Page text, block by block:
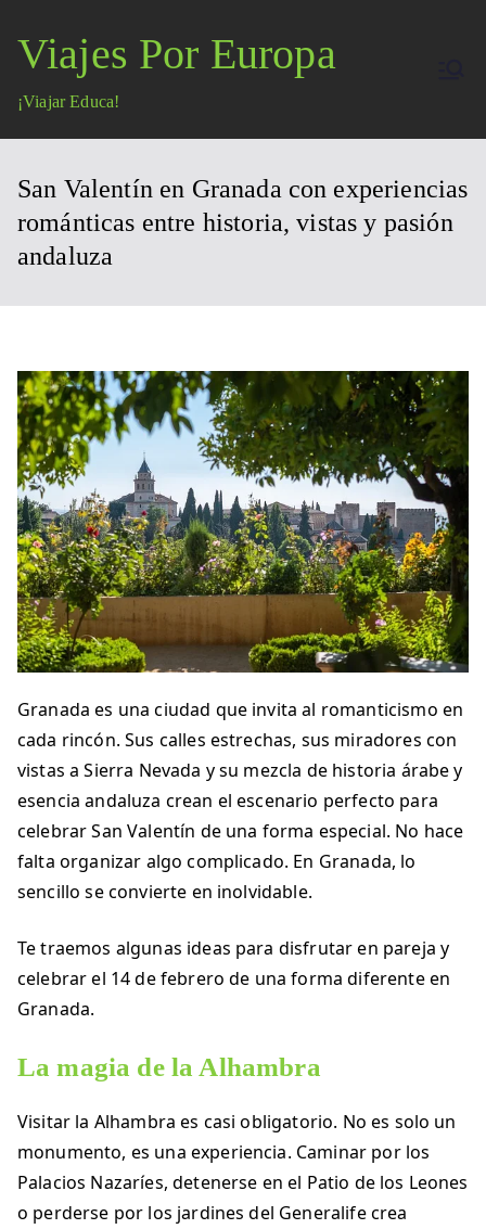
contenido
Viajes Por Europa
¡Viajar Educa!
San Valentín en Granada con experiencias
románticas entre historia, vistas y pasión
andaluza
Granada es una ciudad que invita al romanticismo en
cada rincón. Sus calles estrechas, sus miradores con
vistas a Sierra Nevada y su mezcla de historia árabe y
esencia andaluza crean el escenario perfecto para
celebrar San Valentín de una forma especial. No hace
falta organizar algo complicado. En Granada, lo
sencillo se convierte en inolvidable.
Te traemos algunas ideas para disfrutar en pareja y
celebrar el 14 de febrero de una forma diferente en
Granada.
La magia de la Alhambra
Visitar la Alhambra es casi obligatorio. No es solo un
monumento, es una experiencia. Caminar por los
Palacios Nazaríes, detenerse en el Patio de los Leones
o perderse por los jardines del Generalife crea